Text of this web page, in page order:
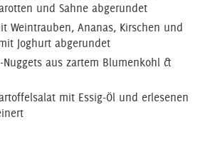
und Sahne abgerundet
Weintrauben, Ananas, Kirschen und
Joghurt abgerundet
Nuggets aus zartem Blumenkohl &
mit Essig-Öl und erlesenen